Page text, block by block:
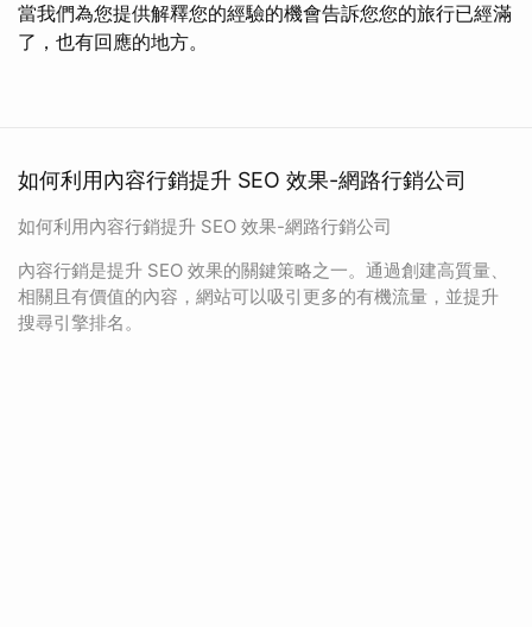
當我們為您提供解釋您的經驗的機會告訴您您的旅行已經滿
了，也有回應的地方。
如何利用內容行銷提升 SEO 效果-網路行銷公司
如何利用內容行銷提升 SEO 效果-網路行銷公司
內容行銷是提升 SEO 效果的關鍵策略之一。通過創建高質量、
相關且有價值的內容，網站可以吸引更多的有機流量，並提升
搜尋引擎排名。